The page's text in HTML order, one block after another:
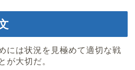
には状況を見極めて適切な戦
が大切だ。